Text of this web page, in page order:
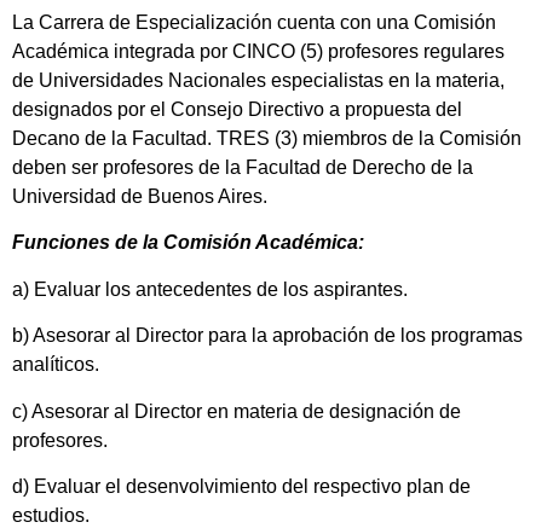
La Carrera de Especialización cuenta con una Comisión
Académica integrada por CINCO (5) profesores regulares
de Universidades Nacionales especialistas en la materia,
designados por el Consejo Directivo a propuesta del
Decano de la Facultad. TRES (3) miembros de la Comisión
deben ser profesores de la Facultad de Derecho de la
Universidad de Buenos Aires.
Funciones de la Comisión Académica:
a) Evaluar los antecedentes de los aspirantes.
b) Asesorar al Director para la aprobación de los programas
analíticos.
c) Asesorar al Director en materia de designación de
profesores.
d) Evaluar el desenvolvimiento del respectivo plan de
estudios.